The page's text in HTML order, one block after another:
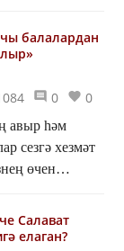
балалардан
0 0
авыр һәм
сезгә хезмәт
өчен
Салават
елаган?